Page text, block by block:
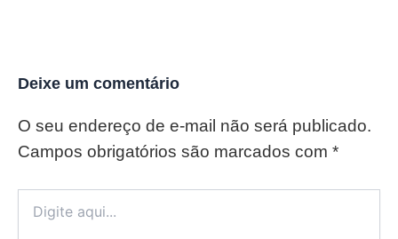
Deixe um comentário
O seu endereço de e-mail não será publicado.
Campos obrigatórios são marcados com *
aqui...